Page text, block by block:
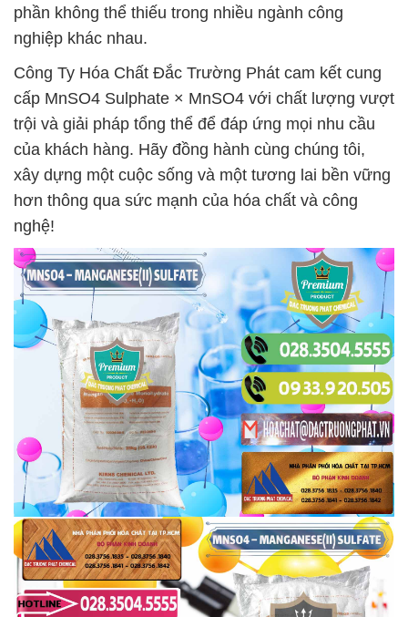
phần không thể thiếu trong nhiều ngành công
nghiệp khác nhau.
Công Ty Hóa Chất Đắc Trường Phát cam kết cung
cấp MnSO4 Sulphate × MnSO4 với chất lượng vượt
trội và giải pháp tổng thể để đáp ứng mọi nhu cầu
của khách hàng. Hãy đồng hành cùng chúng tôi,
xây dựng một cuộc sống và một tương lai bền vững
hơn thông qua sức mạnh của hóa chất và công
nghệ!